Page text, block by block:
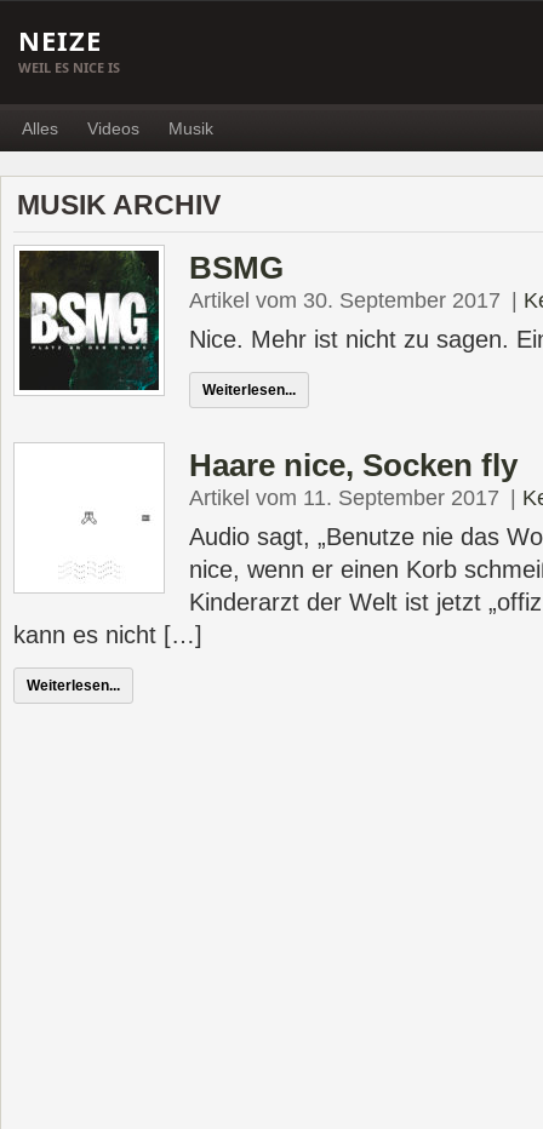
NEIZE
WEIL ES NICE IS
Alles Videos Musik
MUSIK ARCHIV
BSMG
Artikel vom 30. September 2017
Nice. Mehr ist nicht zu sagen.
Weiterlesen...
Haare nice, Socken fly
Artikel vom 11. September 2017
Audio sagt, „Benutze nie das
nice, wenn er einen Korb
Kinderarzt der Welt ist jetzt
kann es nicht […]
Weiterlesen...